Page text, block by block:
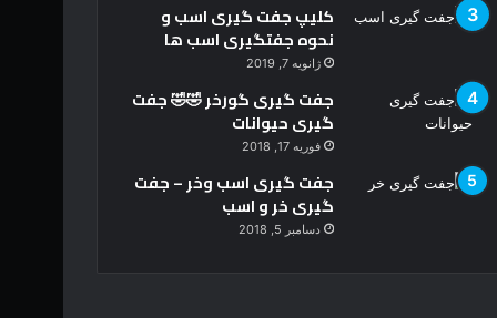
کلیپ جفت گیری اسب و
نحوه جفتگیری اسب ها
ژانویه 7, 2019
جفت گیری گورخر 🤣🤣 جفت
گیری حیوانات
فوریه 17, 2018
جفت گیری اسب وخر – جفت
گیری خر و اسب
دسامبر 5, 2018